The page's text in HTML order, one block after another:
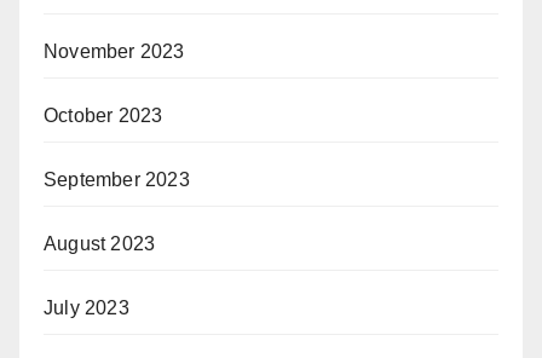
November 2023
October 2023
September 2023
August 2023
July 2023